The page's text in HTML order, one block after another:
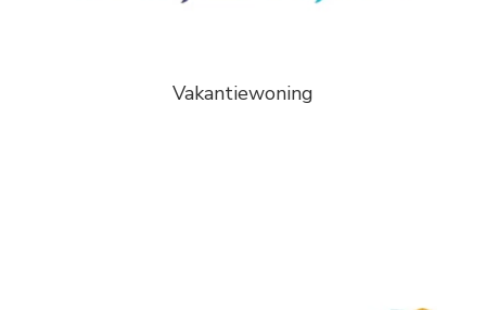
Vakantiewoning